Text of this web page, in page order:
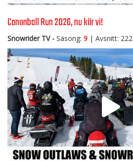
Canonball Run 2026, nu kör vi!
Snowrider TV - Säsong: 9 | Avsnitt: 222